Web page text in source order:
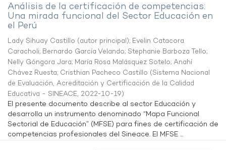
Análisis de la certificación de competencias:
Una mirada funcional del Sector Educación en
el Perú
Lady Sihuay Castillo (autor principal); Evelin Catacora
Caracholi; Bernardo García Velando; Stephanie Barboza Tello;
Nelly Góngora Jara; María Rosa Malásquez Sotelo; Anahí
Chávez Ruesta; Cristhian Pacheco Castillo (Sistema Nacional
de Evaluación, Acreditación y Certificación de la Calidad
Educativa - SINEACE, 2022-10-19)
El presente documento describe al sector Educación y
desarrolla un instrumento denominado “Mapa Funcional
Sectorial de Educación” (MFSE) para fines de certificación de
competencias profesionales del Sineace. El MFSE ...